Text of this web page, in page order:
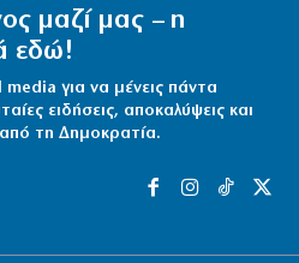
μαζί μας – η
εδώ!
για να μένεις πάντα
ειδήσεις, αποκαλύψεις και
από τη Δημοκρατία.